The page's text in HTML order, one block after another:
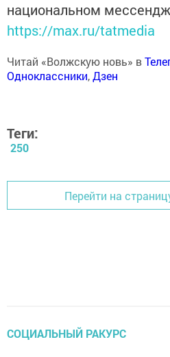
национальном
https://max.ru/tatmedia
Читай «Волжскую новь» в
Одноклассники,Дзен
Теги:
250
Перейти на
СОЦИАЛЬНЫЙ РАКУРС